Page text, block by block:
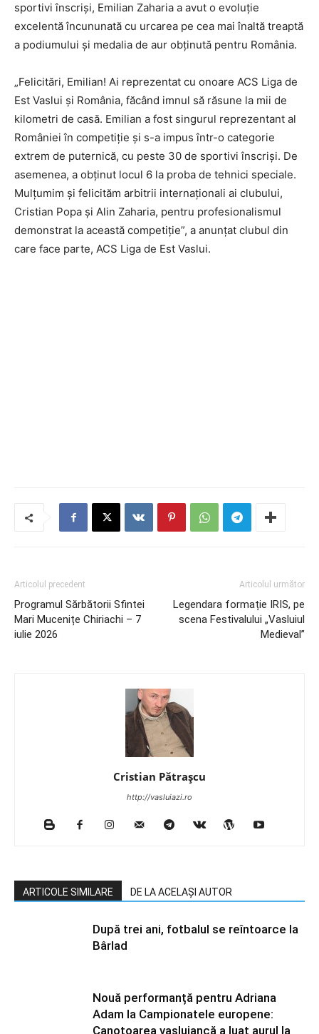
sportivi înscriși, Emilian Zaharia a avut o evoluție
excelentă încununată cu urcarea pe cea mai înaltă treaptă
a podiumului și medalia de aur obținută pentru România.
„Felicitări, Emilian! Ai reprezentat cu onoare ACS Liga de
Est Vaslui și România, făcând imnul să răsune la mii de
kilometri de casă. Emilian a fost singurul reprezentant al
României în competiție și s-a impus într-o categorie
extrem de puternică, cu peste 30 de sportivi înscriși. De
asemenea, a obținut locul 6 la proba de tehnici speciale.
Mulțumim și felicităm arbitrii internaționali ai clubului,
Cristian Popa și Alin Zaharia, pentru profesionalismul
demonstrat la această competiție”, a anunțat clubul din
care face parte, ACS Liga de Est Vaslui.
Articolul precedent
Programul Sărbătorii Sfintei
Mari Mucenițe Chiriachi – 7
iulie 2026
Articolul următor
Legendara formație IRIS, pe
scena Festivalului „Vasluiul
Medieval”
Cristian Pătrașcu
http://vasluiazi.ro
ARTICOLE SIMILARE DE LA ACELAȘI AUTOR
După trei ani, fotbalul se reîntoarce la
Bârlad
Nouă performanță pentru Adriana
Adam la Campionatele europene:
Canotoarea vasluiancă a luat aurul la